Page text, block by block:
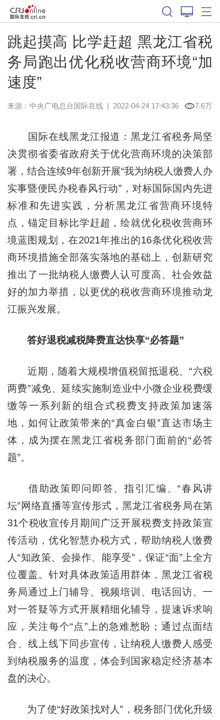
跳起摸高 比学赶超 黑龙江省税
务局跑出优化税收营商环境“加
速度”
来源：中央广电总台国际在线| 2022-04-24 17:43:36 7.6万
国际在线黑龙江报道：黑龙江省税务局坚
决贯彻省委省政府关于优化营商环境的决策部
署，结合连续9年创新开展“我为纳税人缴费人办
实事暨便民办税春风行动”，对标国际国内先进
标准和先进实践，分析黑龙江省营商环境特
点，锚定目标比学赶超，绘就优化税收营商环
境蓝图规划，在2021年推出的16条优化税收营
商环境措施全部落实落地的基础上，创新研究
推出了一批纳税人缴费人认可度高、社会效益
好的加力举措，以更优的税收营商环境推动龙
江振兴发展。
答好退税减税降费直达快享“必答题”
近期，随着大规模增值税留抵退税、“六税
两费”减免、延续实施制造业中小微企业税费缓
缴等一系列新的组合式税费支持政策加速落
地，如何让政策带来的“真金白银”直达市场主
体，成为摆在黑龙江省税务部门面前的“必答
题”。
借助政策即问即答、指引汇编、“春风讲
坛”网络直播等宣传形式，黑龙江省税务局在第
31个税收宣传月期间广泛开展税费支持政策宣
传活动，优化智慧办税方式，帮助纳税人缴费
人“知政策、会操作、能享受”，保证“面”上全方
位覆盖。针对具体政策适用群体，黑龙江省税
务局通过上门辅导、视频培训、电话回访、一
对一答疑等方式开展精细化辅导，提速诉求响
应，关注每个“点”上的急难愁盼；通过点面结
合、线上线下同步宣传，让纳税人缴费人感受
到纳税服务的温度，体会到国家稳定经济基本
盘的决心。
为了使“好政策找对人”，税务部门优化升级